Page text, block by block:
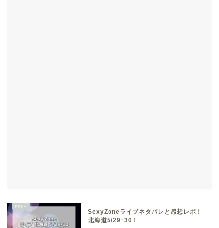
SexyZoneライブネタバレと感想レポ！
北海道5/29･30！